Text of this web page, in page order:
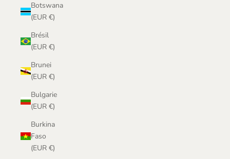
Botswana
(EUR €)
Brésil
(EUR €)
Brunei
(EUR €)
Bulgarie
(EUR €)
Burkina
Faso
(EUR €)